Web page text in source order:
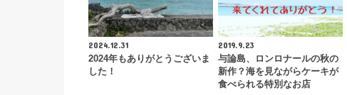
2024.12.31
2024年もありがとうございま
した！
2019.9.23
与論島、ロンロナールの秋の
新作？海を見ながらケーキが
食べられる特別なお店